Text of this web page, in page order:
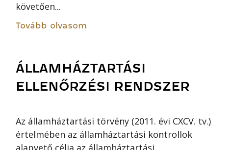
követően...
Tovább olvasom
ÁLLAMHÁZTARTÁSI
ELLENŐRZÉSI RENDSZER
Az államháztartási törvény (2011. évi CXCV. tv.)
értelmében az államháztartási kontrollok
alapvető célja az államháztartási